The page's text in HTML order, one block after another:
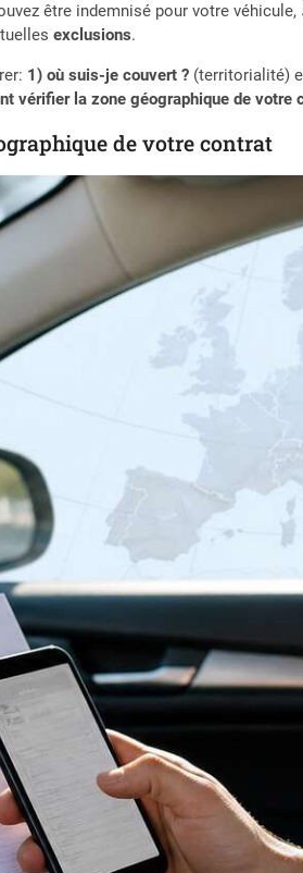
être indemnisé pour votre véhicule,
exclusions.
1) où suis-je couvert ? (territorialité)
vérifier la zone géographique de votre
de votre contrat